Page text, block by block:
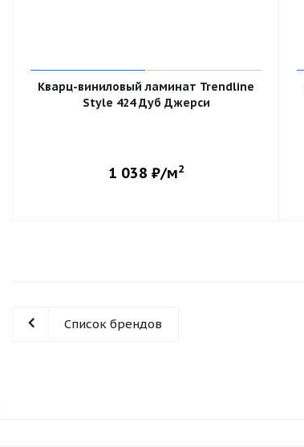
Кварц-виниловый ламинат Trendline
Style 424 Дуб Джерси
1 038 ₽/м2
Список брендов